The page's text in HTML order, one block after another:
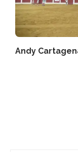
Andy